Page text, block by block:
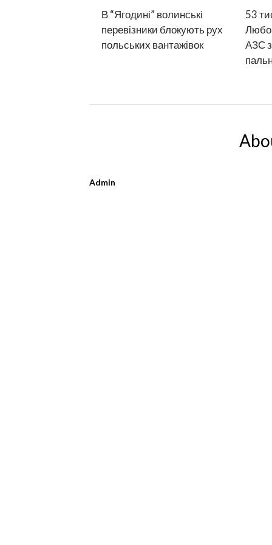
В “Ягодині” волинські
перевізники блокують рух
польських вантажівок
53
АЗС
Admin